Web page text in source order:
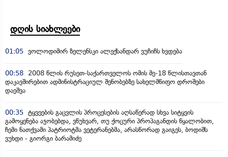
დღის სიახლეები
01:05 ვოლოდიმირ ზელენსკი ალექსანდარ ვუჩიჩს ხვდება
00:58
2008 წლის რუსეთ-საქართველოს ომის მე-18 წლისთავთან
დაკავშირებით ადმინისტრაციულ შენობებზე სახელმწიფო დროშები
დაეშვა
00:35 ტყვეების გაცვლის პროცესების აღსაწერად სხვა სიტყვის
გამოყენება აჯობებდა, ვწუხვარ, თუ ქოცური პროპაგანდის წყალობით,
ჩემი ნათქვამი პატრიოტმა ვეტერანებმა, არასწორად გაიგეს, ბოდიშს
ვუხდი - გიორგი ბარამიძე